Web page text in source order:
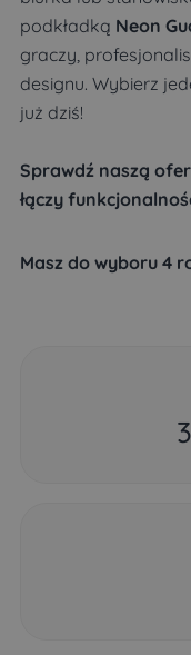
podkładką Neon
graczy,
designu. Wybierz
już dziś!
Sprawdź naszą
łączy
Masz do wyboru 4